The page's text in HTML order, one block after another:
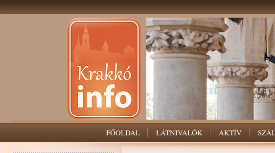
FŐOLDAL LÁTNIVALÓK AKTÍV